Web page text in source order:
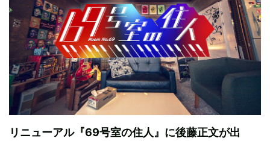
リニューアル『69号室の住人』に後藤正文が出